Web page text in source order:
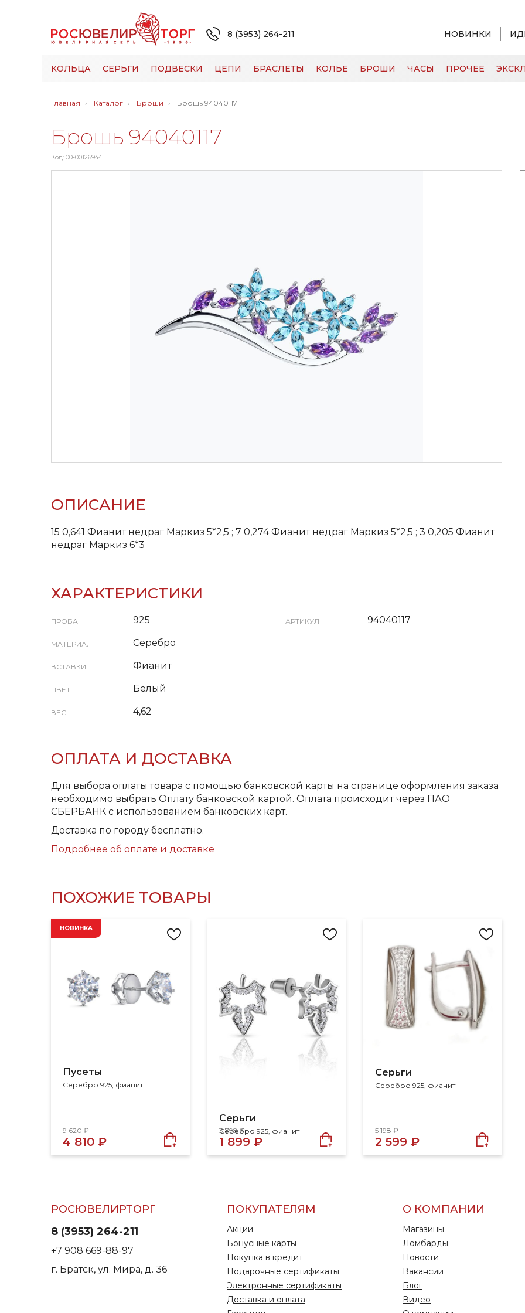
8 (3953) 264-211 НОВИНКИ
КОЛЬЦА СЕРЬГИ ПОДВЕСКИ ЦЕПИ БРАСЛЕТЫ КОЛЬЕ БРОШИ ЧАСЫ ПРОЧЕЕ
Главная Каталог Броши Брошь 94040117
Брошь 94040117
Код: 00-00126944
ОПИСАНИЕ
15 0,641 Фианит недраг Маркиз 5*2,5 ; 7 0,274 Фианит недраг Маркиз 5*2,5 ; 3 0,205 Фианит
недраг Маркиз 6*3
ХАРАКТЕРИСТИКИ
ПРОБА 925
МАТЕРИАЛ Серебро
ВСТАВКИ Фианит
ЦВЕТ Белый
ВЕС 4,62
АРТИКУЛ 94040117
ОПЛАТА И ДОСТАВКА
Для выбора оплаты товара с помощью банковской карты на странице оформления заказа
необходимо выбрать Оплату банковской картой. Оплата происходит через ПАО
СБЕРБАНК с использованием банковских карт.
Доставка по городу бесплатно.
Подробнее об оплате и доставке
ПОХОЖИЕ ТОВАРЫ
Пусеты
Серебро 925, фианит
НОВИНКА
9 620 ₽
4 810 ₽
Серьги
Серебро 925, фианит
3 798 ₽
1 899 ₽
Серьги
Серебро 925, фианит
5 198 ₽
2 599 ₽
РОСЮВЕЛИРТОРГ
8 (3953) 264-211
+7 908 669-88-97
г. Братск, ул. Мира, д. 36
ПОКУПАТЕЛЯМ
Акции
Бонусные карты
Покупка в кредит
Подарочные сертификаты
Электронные сертификаты
Доставка и оплата
О КОМПАНИИ
Магазины
Ломбарды
Новости
Вакансии
Блог
Видео